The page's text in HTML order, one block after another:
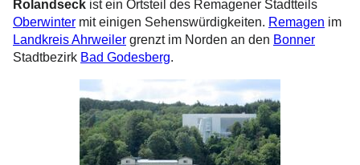
Rolandseck ist ein Ortsteil des Remagener Stadtteils
Oberwinter mit einigen Sehenswürdigkeiten. Remagen im
Landkreis Ahrweiler grenzt im Norden an den Bonner
Stadtbezirk Bad Godesberg.